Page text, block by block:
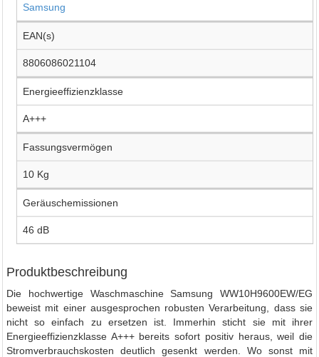
Samsung
EAN(s)
8806086021104
Energieeffizienzklasse
A+++
Fassungsvermögen
10 Kg
Geräuschemissionen
46 dB
Produktbeschreibung
Die hochwertige Waschmaschine Samsung WW10H9600EW/EG
beweist mit einer ausgesprochen robusten Verarbeitung, dass sie
nicht so einfach zu ersetzen ist. Immerhin sticht sie mit ihrer
Energieeffizienzklasse A+++ bereits sofort positiv heraus, weil die
Stromverbrauchskosten deutlich gesenkt werden. Wo sonst mit